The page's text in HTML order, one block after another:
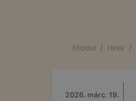
Főoldal / Hírek /
2026. márc. 19.